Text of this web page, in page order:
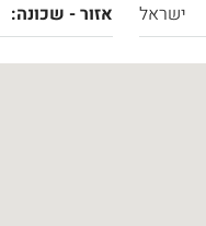
ישראל אזור - שכונה: